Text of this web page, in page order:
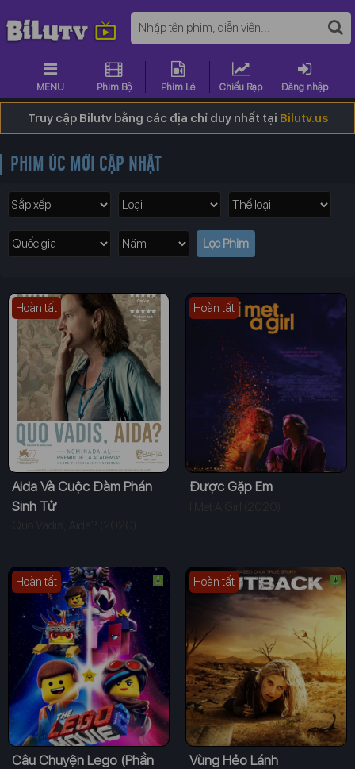
MENU Phim Bộ Phim Lẻ Chiếu Rạp Đăng nhập
Truy cập Bilutv bằng các địa chỉ duy nhất tại Bilutv.us
PHIM ÚC MỚI CẬP NHẬT
Hoàn tất
Aida Và Cuộc Đàm Phán
Sinh Tử
Hoàn tất
Được Gặp Em
Hoàn tất
Câu Chuyện Lego (Phần
Hoàn tất
Vùng Hẻo Lánh